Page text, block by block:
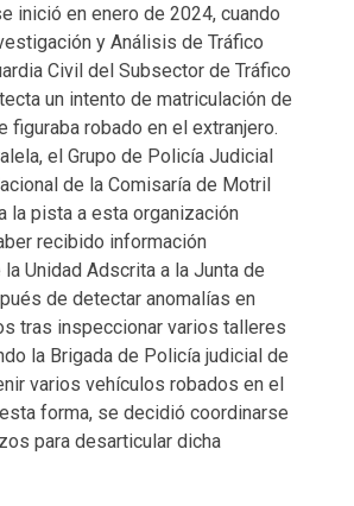
inició en enero de 2024, cuando
y Análisis de Tráfico
Civil del Subsector de Tráfico
un intento de matriculación de
figuraba robado en el extranjero.
el Grupo de Policía Judicial
de la Comisaría de Motril
la pista a esta organización
recibido información
Unidad Adscrita a la Junta de
de detectar anomalías en
tras inspeccionar varios talleres
la Brigada de Policía judicial de
varios vehículos robados en el
forma, se decidió coordinarse
para desarticular dicha